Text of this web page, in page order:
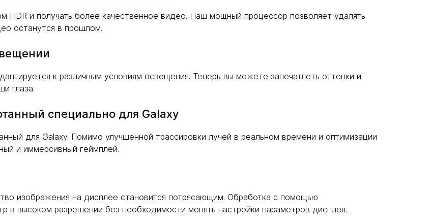
HDR и получать более качественное видео. Наш мощный процессор позволяет удалять
останутся в прошлом.
к различным условиям освещения. Теперь вы можете запечатлеть оттенки и
глаза.
специально для Galaxy
для Galaxy. Помимо улучшенной трассировки лучей в реальном времени и оптимизации
и иммерсивный геймплей.
изображения на дисплее становится потрясающим. Обработка с помощью
в высоком разрешении без необходимости менять настройки параметров дисплея.